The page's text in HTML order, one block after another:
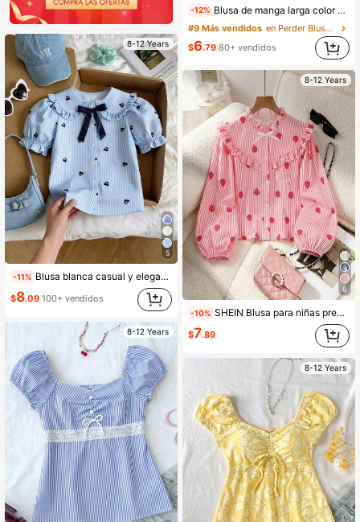
8-12 Years
5
-11% Blusa blanca casual y elegante con mangas abullonadas y cuello para niñas preadolescentes, con cintura ceñida, adecuada para primavera, verano, otoño, salidas y escuela
$8.09 100+ vendidos
8-12 Years
-12% Blusa de manga larga color albaricoque cereza para niña preadolescente, suelta, casual, de moda, versátil para uso diario, vuelta al colegio otoño/invierno
#9 Más vendidos
en Perder Blusas para niñas preadolescentes
$6.79 80+ vendidos
8-12 Years
8
-10% SHEIN Blusa para niñas preadolescentes con estampado de fresas, cuello alto, mangas obispo y botones delanteros, estilo dulce para la vuelta al colegio
$7.89
8-12 Years